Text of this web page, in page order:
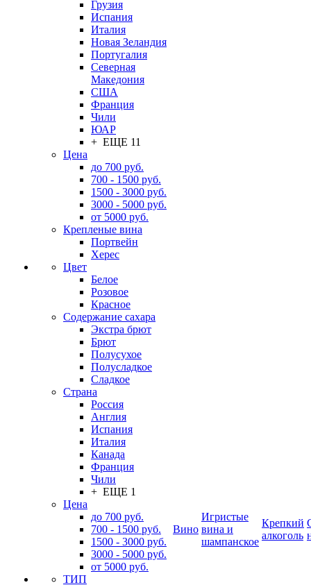
Грузия
Испания
Италия
Новая Зеландия
Португалия
Северная
Македония
США
Франция
Чили
ЮАР
+ ЕЩЕ 11
Цена
до 700 руб.
700 - 1500 руб.
1500 - 3000 руб.
3000 - 5000 руб.
от 5000 руб.
Крепленые вина
Портвейн
Херес
Цвет
Белое
Розовое
Красное
Содержание сахара
Экстра брют
Брют
Полусухое
Полусладкое
Сладкое
Страна
Россия
Англия
Испания
Италия
Канада
Франция
Чили
+ ЕЩЕ 1
Цена
до 700 руб.
700 - 1500 руб.
1500 - 3000 руб.
3000 - 5000 руб.
от 5000 руб.
ТИП
Вино
Игристые
вина и
шампанское
Крепкий
алкоголь